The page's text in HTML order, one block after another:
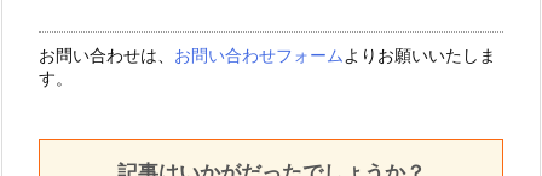
お問い合わせは、 お問い合わせフォーム よりお願いいたしま
す。